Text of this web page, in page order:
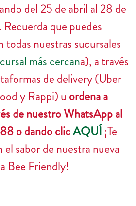
del 25 de abril al 28 de
que puedes
todas nuestras sucursales
más cercana), a través
de delivery (Uber
y Rappi) u ordena a
de nuestro WhatsApp al
o dando clicAQUÍ ¡Te
el sabor de nuestra nueva
Bee Friendly!